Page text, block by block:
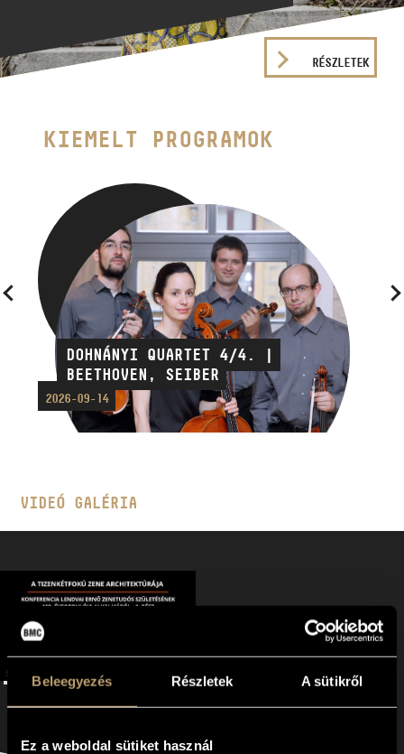
Beleegyezés Részletek A sütikről
Ez a weboldal sütiket használ
RÉSZLETEK
KIEMELT PROGRAMOK
DOHNÁNYI QUARTET 4/4. |
BEETHOVEN, SEIBER
2026-09-14
VIDEÓ GALÉRIA
LENDVAI ERNŐ 100 | A TIZENKÉTFOKÚ ZENE